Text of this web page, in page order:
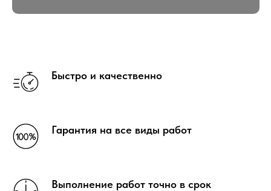
Быстро и качественно
Гарантия на все виды работ
Выполнение работ точно в срок